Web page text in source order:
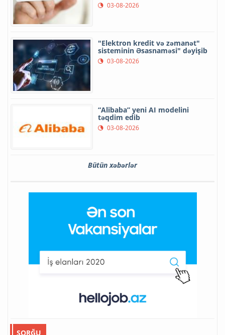
03-08-2026
"Elektron kredit və zəmanət"
sisteminin Əsasnaməsi" dəyişib
03-08-2026
“Alibaba” yeni AI modelini
təqdim edib
03-08-2026
Bütün xəbərlər
SORĞU